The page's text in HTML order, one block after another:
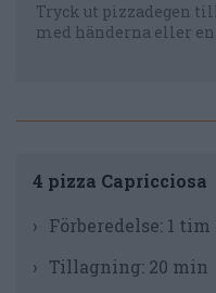
Tryck ut pizzadegen
med händerna eller
4 pizza Capricciosa
Förberedelse: 1 tim
Tillagning: 20 min